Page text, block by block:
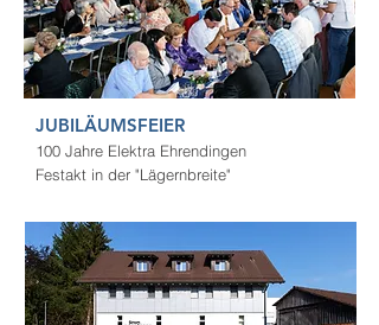
JUBILÄUMSFEIER
100 Jahre Elektra Ehrendingen
Festakt in der "Lägernbreite"